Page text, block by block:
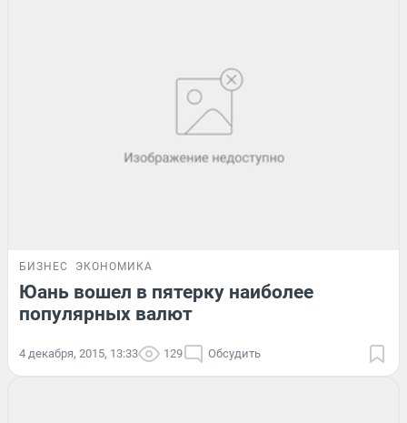
БИЗНЕС ЭКОНОМИКА
Юань вошел в пятерку наиболее
популярных валют
4 декабря, 2015, 13:33 129 Обсудить